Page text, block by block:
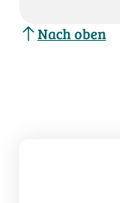
Nach oben